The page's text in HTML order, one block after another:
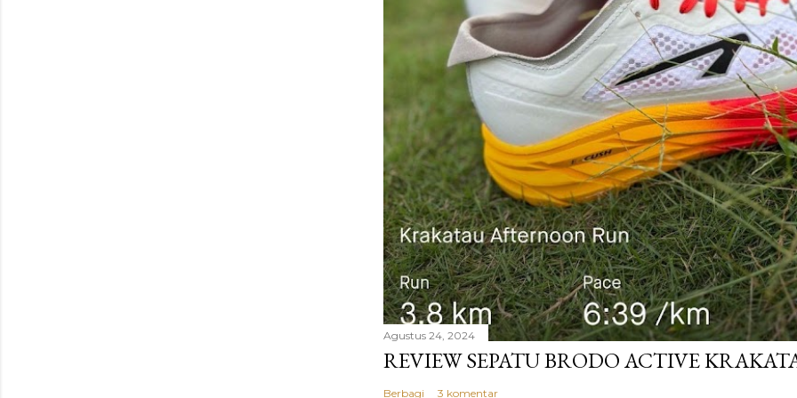
Agustus 24, 2024
REVIEW SEPATU BRODO ACTIVE
Berbagi 3 komentar